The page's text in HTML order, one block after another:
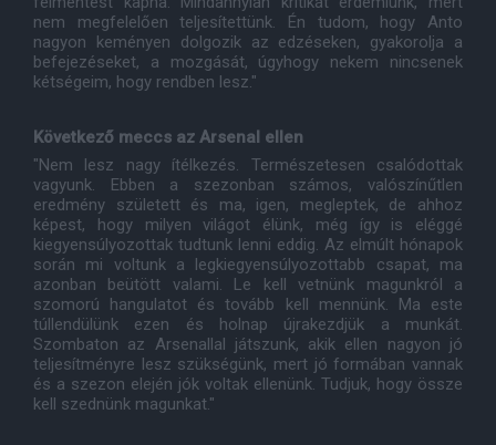
nem megfelelően teljesítettünk. Én tudom, hogy Anto
nagyon keményen dolgozik az edzéseken, gyakorolja a
befejezéseket, a mozgását, úgyhogy nekem nincsenek
kétségeim, hogy rendben lesz."
Következő meccs az Arsenal ellen
"Nem lesz nagy ítélkezés. Természetesen csalódottak
vagyunk. Ebben a szezonban számos, valószínűtlen
eredmény született és ma, igen, megleptek, de ahhoz
képest, hogy milyen világot élünk, még így is eléggé
kiegyensúlyozottak tudtunk lenni eddig. Az elmúlt hónapok
során mi voltunk a legkiegyensúlyozottabb csapat, ma
azonban beütött valami. Le kell vetnünk magunkról a
szomorú hangulatot és tovább kell mennünk. Ma este
túllendülünk ezen és holnap újrakezdjük a munkát.
Szombaton az Arsenallal játszunk, akik ellen nagyon jó
teljesítményre lesz szükségünk, mert jó formában vannak
és a szezon elején jók voltak ellenünk. Tudjuk, hogy össze
kell szednünk magunkat."